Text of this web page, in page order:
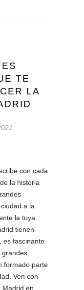
TE
LA
con cada
la historia
a la
la tuya.
tienen
es fascinante
grandes
formado parte
Ven con
Madrid en